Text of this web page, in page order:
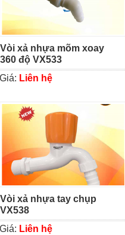
Vòi xả nhựa mõm xoay
360 độ VX533
Giá: Liên hệ
Vòi xả nhựa tay chụp
VX538
Giá: Liên hệ